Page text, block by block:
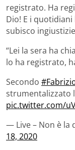
registrato. Ha
Dio! E i
subisco
“Lei la sera ha
lo ha registrato,
Secondo
strumentalizzato
pic.twitter.com/
— Live – Non è la
18, 2020